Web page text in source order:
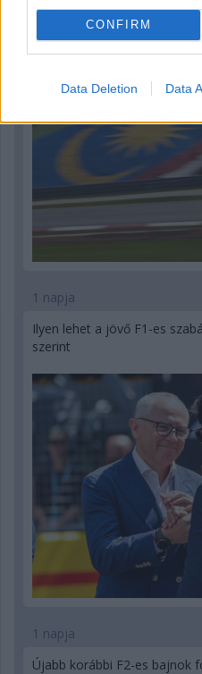
CONFIRM
Data Deletion Data
Malajziában
1 napja
Ilyen lehet a jövő F1-es
szerint
1 napja
Újabb korábbi F2-es bajnok